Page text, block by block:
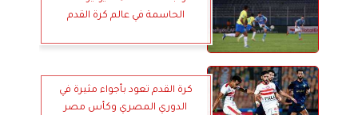
الحاسمة في عالم كرة القدم
كرة القدم تعود بأجواء مثيرة في
الدوري المصري وكأس مصر